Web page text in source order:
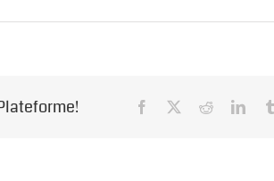
Facebook Reddit